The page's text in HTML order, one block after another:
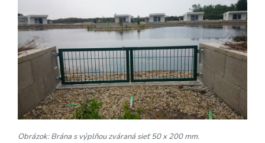
Obrázok: Brána s výplňou zváraná sieť 50 x 200 mm.